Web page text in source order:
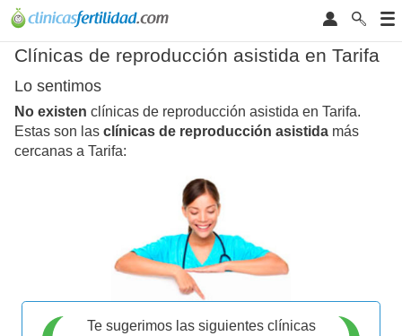
Clínicas de reproducción asistida en Tarifa
Lo sentimos
No existen clínicas de reproducción asistida en Tarifa.
Estas son las clínicas de reproducción asistida más
cercanas a Tarifa:
Te sugerimos las siguientes clínicas